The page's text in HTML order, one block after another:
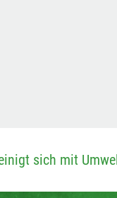
sich mit